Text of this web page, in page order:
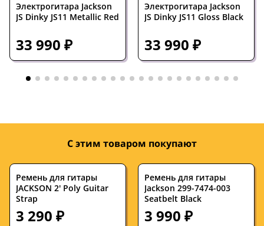
Электроника
пассивная
пассивная
тремоло
Крепление грифа
на болтах
на болтах
Электрогитара Jackson
JS Dinky JS11 Metallic Red
33 990 ₽
Электрогитара Jackson
JS Dinky JS11 Gloss Black
33 990 ₽
С этим товаром покупают
Ремень для гитары
JACKSON 2' Poly Guitar
Strap
3 290 ₽
Ремень для гитары
Jackson 299-7474-003
Seatbelt Black
3 990 ₽